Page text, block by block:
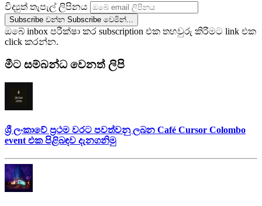
විද්‍යුත් තැපැල් ලිපිනය
Subscribe වන්න Subscribe වෙමින්...
ඔබේ inbox පරීක්ෂා කර subscription එක තහවුරු කිරීමට link එක
click කරන්න.
මීට සම්බන්ධ වෙනත් ලිපි
ශ්‍රී ලංකාවේ ප්‍රථම වරට පවත්වනු ලබන Café Cursor Colombo
event එක පිළිබඳව දැනගනිමු